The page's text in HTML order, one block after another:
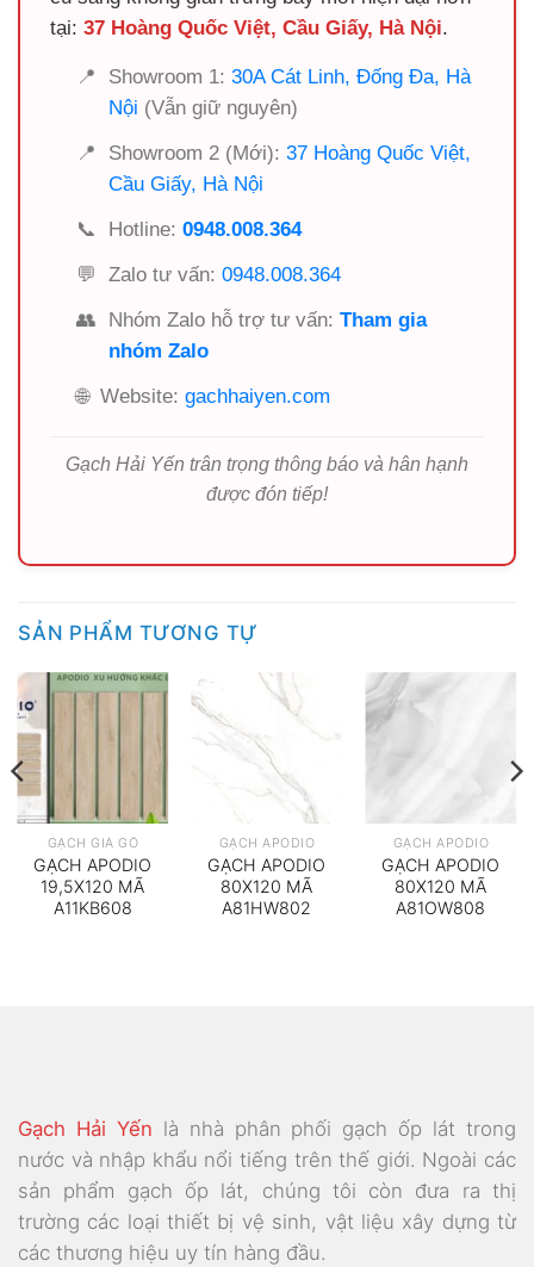
tại: 37 Hoàng Quốc Việt, Cầu Giấy, Hà Nội.
📍 Showroom 1: 30A Cát Linh, Đống Đa, Hà
Nội (Vẫn giữ nguyên)
📍
Showroom 2 (Mới): 37 Hoàng Quốc Việt,
Cầu Giấy, Hà Nội
📞
Hotline: 0948.008.364
💬
Zalo tư vấn: 0948.008.364
👥
Nhóm Zalo hỗ trợ tư vấn: Tham gia
nhóm Zalo
🌐 Website: gachhaiyen.com
Gạch Hải Yến trân trọng thông báo và hân hạnh
được đón tiếp!
SẢN PHẨM TƯƠNG TỰ
GẠCH GIẢ GỖ
GẠCH APODIO
19,5X120 MÃ
A11KB608
GẠCH APODIO
GẠCH APODIO
80X120 MÃ
A81HW802
GẠCH APODIO
GẠCH APODIO
80X120 MÃ
A81OW808
Gạch Hải Yến là nhà phân phối gạch ốp lát trong
nước và nhập khẩu nổi tiếng trên thế giới. Ngoài các
sản phẩm gạch ốp lát, chúng tôi còn đưa ra thị
trường các loại thiết bị vệ sinh, vật liệu xây dựng từ
các thương hiệu uy tín hàng đầu.